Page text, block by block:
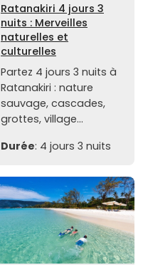
Ratanakiri 4 jours 3
nuits : Merveilles
naturelles et
culturelles
Partez 4 jours 3 nuits à
Ratanakiri : nature
sauvage, cascades,
grottes, village...
Durée: 4 jours 3 nuits